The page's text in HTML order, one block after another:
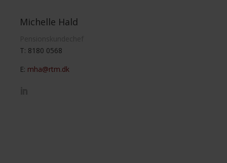
Michelle Hald
T: 8180 0568
E: mha@rtm.dk